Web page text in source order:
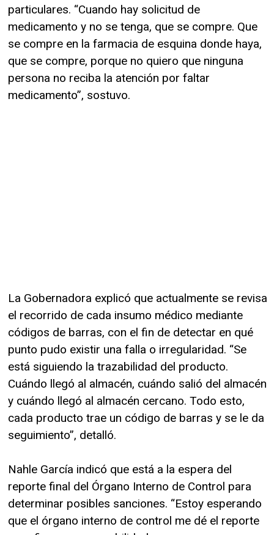
particulares. “Cuando hay solicitud de
medicamento y no se tenga, que se compre. Que
se compre en la farmacia de esquina donde haya,
que se compre, porque no quiero que ninguna
persona no reciba la atención por faltar
medicamento”, sostuvo.
La Gobernadora explicó que actualmente se revisa
el recorrido de cada insumo médico mediante
códigos de barras, con el fin de detectar en qué
punto pudo existir una falla o irregularidad. “Se
está siguiendo la trazabilidad del producto.
Cuándo llegó al almacén, cuándo salió del almacén
y cuándo llegó al almacén cercano. Todo esto,
cada producto trae un código de barras y se le da
seguimiento”, detalló.
Nahle García indicó que está a la espera del
reporte final del Órgano Interno de Control para
determinar posibles sanciones. “Estoy esperando
que el órgano interno de control me dé el reporte